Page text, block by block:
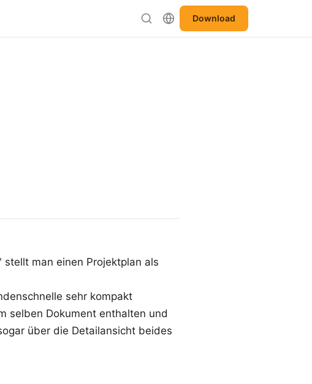
Download
man einen Projektplan als
sehr kompakt
selben Dokument enthalten und
über die Detailansicht beides